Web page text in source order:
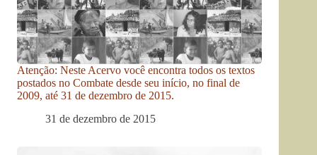
Atenção: Neste Acervo você encontra todos os textos
postados no Combate desde seu início, no final de
2009, até 31 de dezembro de 2015.
31 de dezembro de 2015